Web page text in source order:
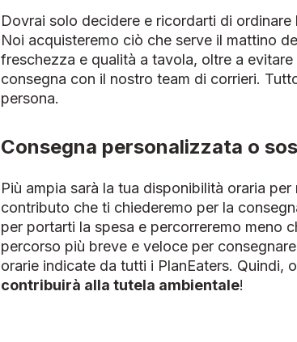
Dovrai solo decidere e ricordarti di
Noi acquisteremo ciò che serve il mattino
freschezza e qualità a tavola, oltre a
consegna con il nostro team di corrieri.
persona.
Consegna personalizzata o
Più ampia sarà la tua disponibilità oraria
contributo che ti chiederemo per la
per portarti la spesa e percorreremo meno
percorso più breve e veloce per
orarie indicate da tutti i PlanEaters. Quindi,
contribuirà alla tutela ambientale!